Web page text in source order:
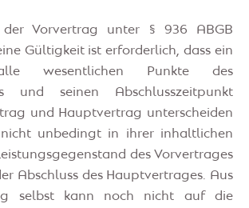
der Vorvertrag unter § 936 ABGB
Gültigkeit ist erforderlich, dass ein
wesentlichen Punkte des
und seinen Abschlusszeitpunkt
und Hauptvertrag unterscheiden
unbedingt in ihrer inhaltlichen
des Vorvertrages
Abschluss des Hauptvertrages. Aus
selbst kann noch nicht auf die